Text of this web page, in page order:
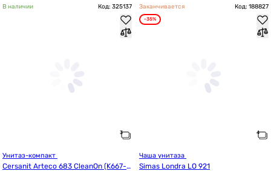
В наличии Код: 325137
Cersanit Arteco 683 CleanOn (K667-0
Заканчивается Код: 188827
-35%
Simas Londra LO 921